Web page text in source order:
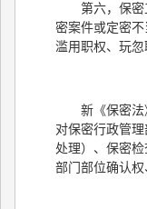
第六，保
密案件或定密
滥用职权、玩忽
新《保密
对保密行政管
处理）、保密
部门部位确认